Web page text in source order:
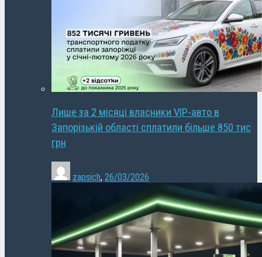
Лише за 2 місяці власники VIP-авто в
Запорізькій області сплатили більше 850 тис
грн
zapsich, 26/03/2026